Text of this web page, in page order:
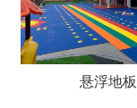
悬浮地板